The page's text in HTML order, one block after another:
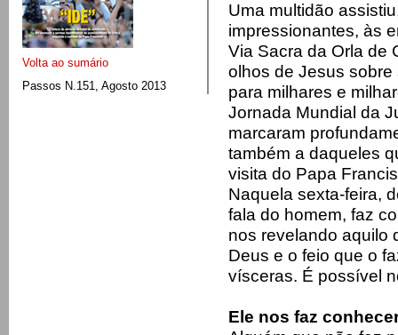
Volta ao sumário
Passos N.151, Agosto 2013
Uma multidão
impressionantes, às
Via Sacra da Orla de
olhos de Jesus
para milhares e
Jornada Mundial da
marcaram
também a daqueles
visita do Papa
Naquela sexta-feira,
fala do homem, faz
nos revelando aquilo
Deus e o feio que o
vísceras. É possível
Ele nos faz